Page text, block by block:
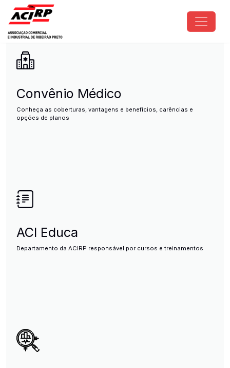
Pular para o conteúdo principal
ACIRP - Associação Comercial
Convênio Médico
Conheça as coberturas, vantagens e benefícios, carências e
opções de planos
ACI Educa
Departamento da ACIRP responsável por cursos e treinamentos